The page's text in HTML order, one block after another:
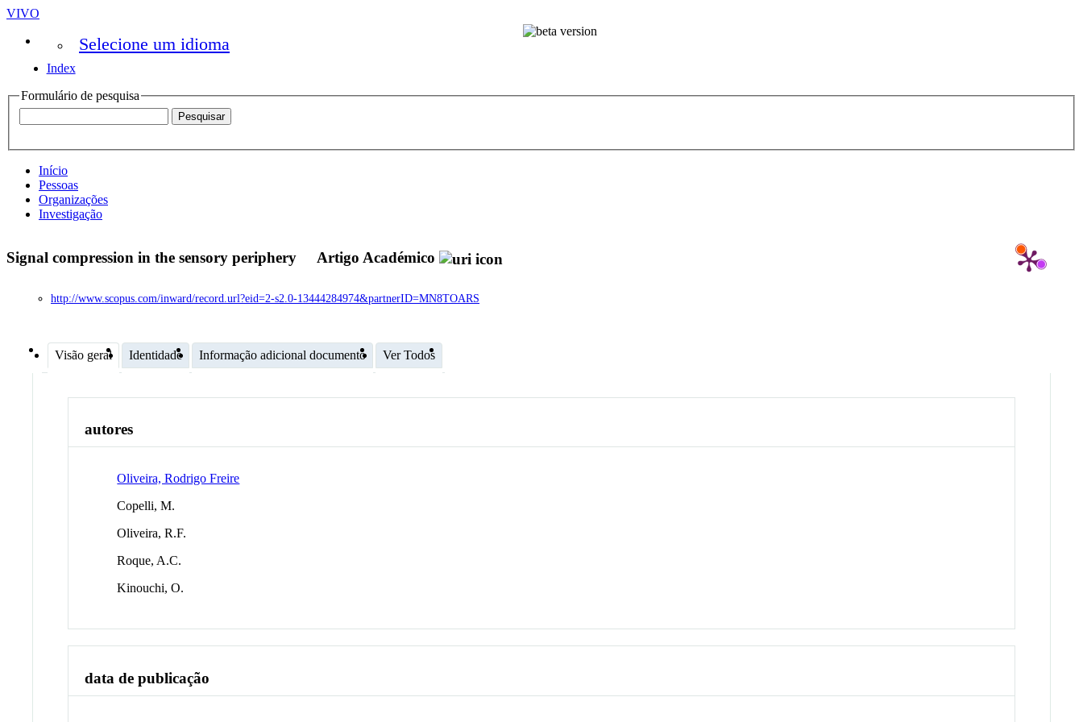
VIVO
Selecione um idioma
Index
Formulário de pesquisa
Início
Pessoas
Organizações
Investigação
Signal compression in the sensory periphery Artigo Académico
http://www.scopus.com/inward/record.url?eid=2-s2.0-13444284974&partnerID=MN8TOARS
Visão geral Identidade Informação adicional documento Ver Todos
autores
Oliveira, Rodrigo Freire
Copelli, M.
Oliveira, R.F.
Roque, A.C.
Kinouchi, O.
data de publicação